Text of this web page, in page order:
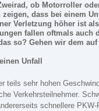
ob Motorroller
dass bei einem
Verletzung höher ist
fallen oftmals auch
so? Gehen wir dem
Unfall
teils sehr hohen
Verkehrsteilnehmer.
schnellere PKW-